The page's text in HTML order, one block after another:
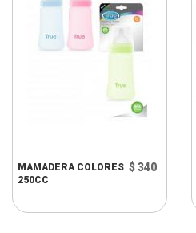
MAMADERA COLORES
250CC
$ 340